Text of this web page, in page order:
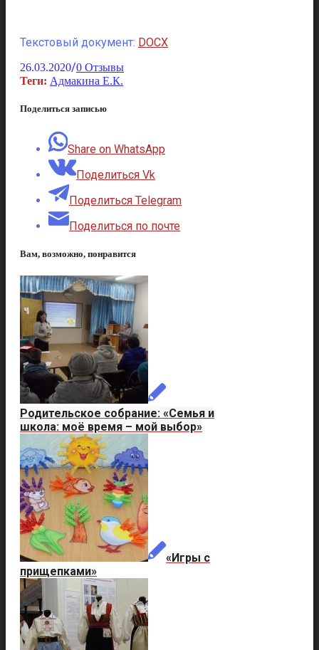
Текстовый документ: DOCX
26.03.2020/0 Отзывы
Теги: Адмакина Е.К.
Поделиться записью
Share on WhatsApp
Поделиться Vk
Поделиться Telegram
Поделиться по почте
Вам, возможно, понравится
Родительское собрание: «Семья и
школа: моё время – мой выбор»
«Игры с
прищепками»